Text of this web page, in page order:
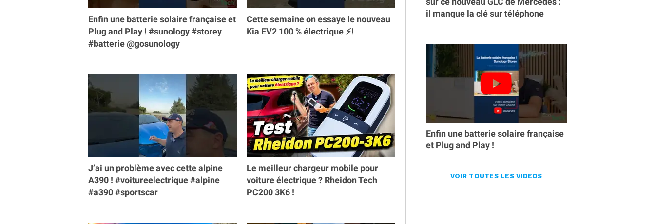
Enfin une batterie solaire française et
Plug and Play ! #sunology #storey
#batterie @gosunology
Cette semaine on essaye le nouveau
Kia EV2 100 % électrique ⚡️!
J’ai un problème avec cette alpine
A390 ! #voitureelectrique #alpine
#a390 #sportscar
Le meilleur chargeur mobile pour
voiture électrique ? Rheidon Tech
PC200 3K6 !
il manque la clé sur téléphone
Enfin une batterie solaire française
et Plug and Play !
VOIR TOUTES LES VIDEOS